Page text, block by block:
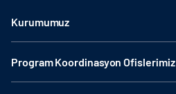
Kurumumuz
Program Koordinasyon Ofislerimiz